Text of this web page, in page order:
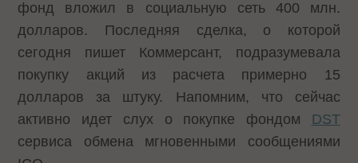
фонд вложил в социальную сеть 400 млн.
долларов. Последняя сделка, о которой
сегодня пишет Коммерсант, подразумевала
покупку акций из расчета примерно 15
долларов за штуку. Напомним, что сейчас
активно идет слух о покупке фондом DST
сервиса обмена мгновенными сообщениями